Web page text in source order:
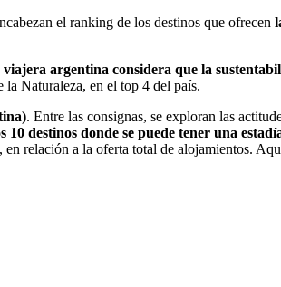
el ranking de los destinos que ofrecen
argentina considera que la
la Naturaleza, en el top 4 del país.
. Entre las consignas, se exploran las
10 destinos donde se puede tener una
relación a la oferta total de alojamientos.